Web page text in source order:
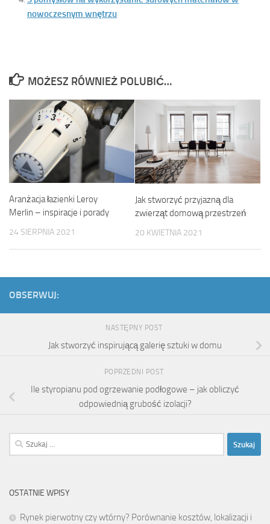
nowoczesnym wnętrzu
MOŻESZ RÓWNIEŻ POLUBIĆ…
Aranżacja łazienki Leroy
Merlin – inspiracje i porady
24 SIERPNIA 2021
Jak stworzyć przyjazną dla
zwierząt domową przestrzeń
20 KWIETNIA 2021
OBSERWUJ:
NASTĘPNY POST
Jak stworzyć inspirującą galerię sztuki w domu
POPRZEDNI POST
Ile styropianu pod ogrzewanie podłogowe – jak obliczyć
odpowiednią grubość izolacji?
Szukaj:
OSTATNIE WPISY
Rynek pierwotny czy wtórny? Porównanie kosztów, lokalizacji i